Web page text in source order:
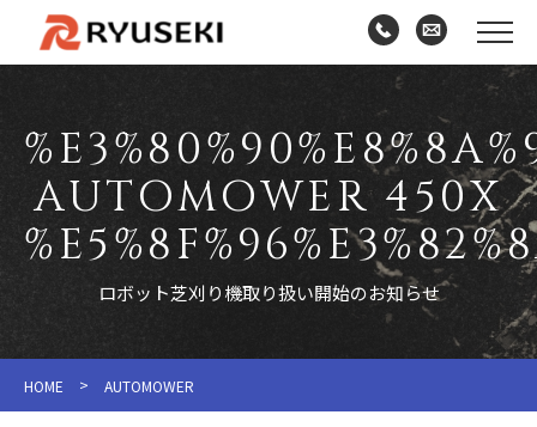
AUTOMOWER 450X
ロボット芝刈り機取り扱い開始のお知らせ
HOME > AUTOMOWER